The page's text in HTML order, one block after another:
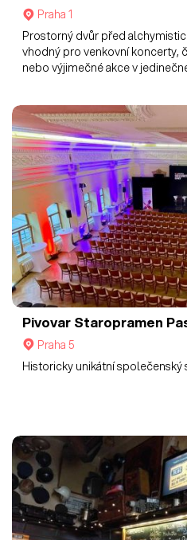
Praha 1
Prostorný dvůr před
vhodný pro venkovní koncerty,
nebo výjimečné akce v
Pivovar Staropramen
Praha 5
Historicky unikátní společenský